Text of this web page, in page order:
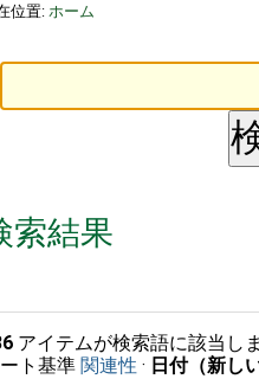
位置: ホーム
索結果
アイテムが検索語に該当し
ト基準 関連性 · 日付（新し